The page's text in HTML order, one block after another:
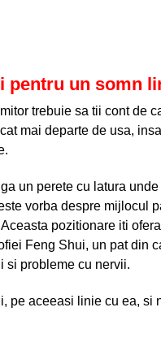
pentru un somn
trebuie sa tii cont de
mai departe de usa,
un perete cu latura
vorba despre mijlocul
pozitionare iti
Feng Shui, un pat din
si probleme cu nervii.
pe aceeasi linie cu ea, si